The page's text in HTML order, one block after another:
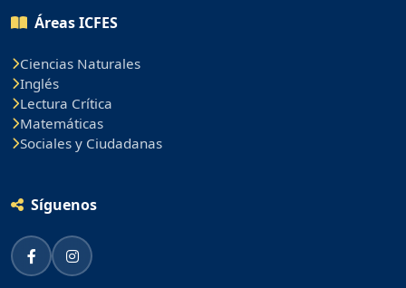
Áreas ICFES
Ciencias Naturales
Inglés
Lectura Crítica
Matemáticas
Sociales y Ciudadanas
Síguenos